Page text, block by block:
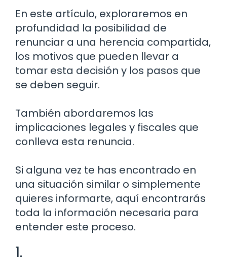
En este artículo, exploraremos en
profundidad la posibilidad de
renunciar a una herencia compartida,
los motivos que pueden llevar a
tomar esta decisión y los pasos que
se deben seguir.
También abordaremos las
implicaciones legales y fiscales que
conlleva esta renuncia.
Si alguna vez te has encontrado en
una situación similar o simplemente
quieres informarte, aquí encontrarás
toda la información necesaria para
entender este proceso.
1.